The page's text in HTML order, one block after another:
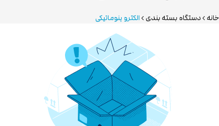
خانه دستگاه بسته بندی الکترو پنوماتیکی